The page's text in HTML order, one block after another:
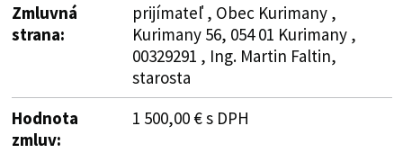
Zmluvná
strana:
prijímateľ , Obec Kurimany ,
Kurimany 56, 054 01 Kurimany ,
00329291 , Ing. Martin Faltin,
starosta
Hodnota
zmluv:
1 500,00 € s DPH